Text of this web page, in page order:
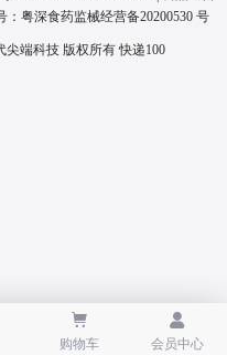
： 粤深食药监械经营备20200530 号
尖端科技 版权所有快递100

购物车

会员中心